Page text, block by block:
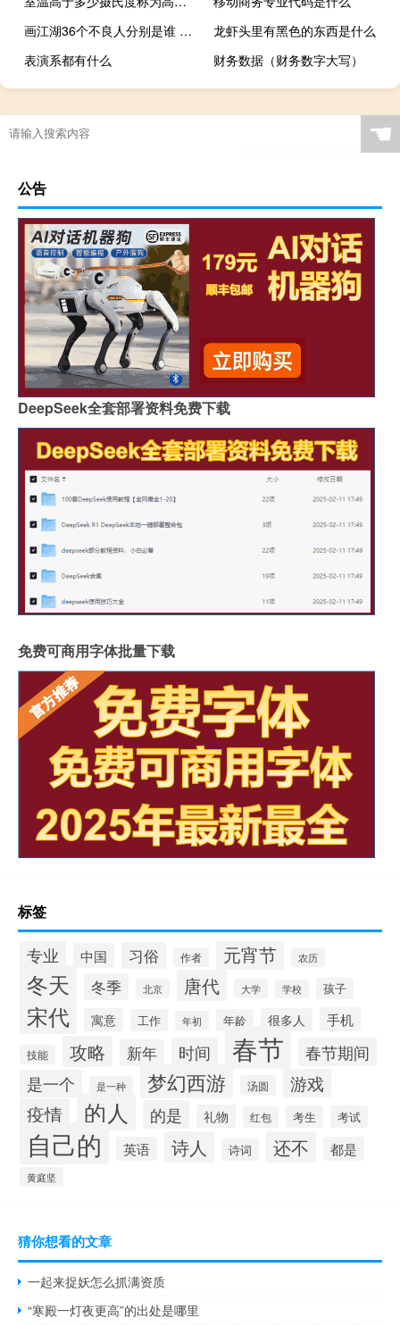
画江湖36个不良人分别是谁 画江湖之不良人顺序是什么
龙虾头里有黑色的东西是什么
表演系都有什么
财务数据（财务数字大写）
☚
公告
DeepSeek全套部署资料免费下载
免费可商用字体批量下载
标签
专业 中国 习俗 作者 元宵节 农历
冬天 冬季 北京 唐代 大学 学校 孩子
宋代 寓意 工作 年初 年龄 很多人 手机
技能 攻略 新年 时间 春节 春节期间
是一个 是一种 梦幻西游 汤圆 游戏
疫情 的人 的是 礼物 红包 考生 考试
自己的 英语 诗人 诗词 还不 都是
黄庭坚
猜你想看的文章
一起来捉妖怎么抓满资质
“寒殿一灯夜更高”的出处是哪里